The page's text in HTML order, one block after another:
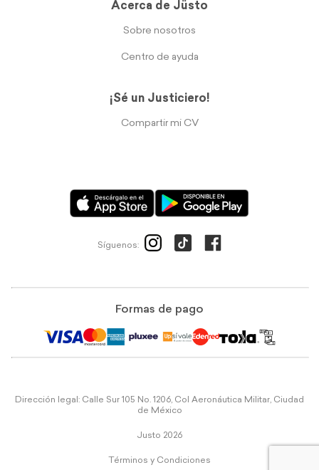
Acerca de Jüsto
Sobre nosotros
Centro de ayuda
¡Sé un Justiciero!
Compartir mi CV
Síguenos:
Formas de pago
Dirección legal: Calle Sur 105 No. 1206, Col Aeronáutica Militar, Ciudad
de México
Justo 2026
Términos y Condiciones